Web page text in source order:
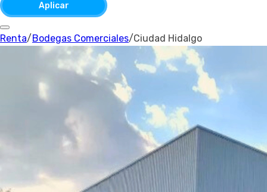
Aplicar
Renta/Bodegas Comerciales/Ciudad Hidalgo